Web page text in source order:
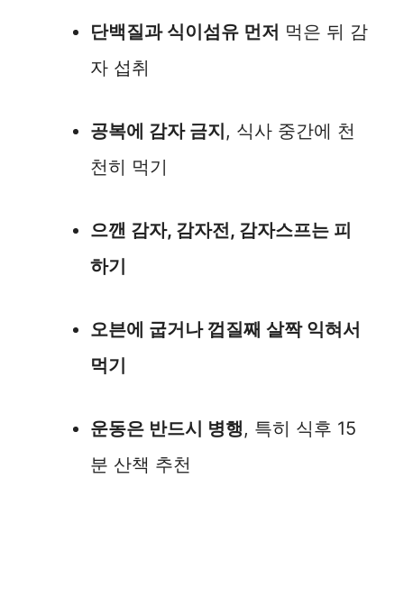
단백질과 식이섬유 먼저 먹은 뒤 감
자 섭취
공복에 감자 금지, 식사 중간에 천
천히 먹기
으깬 감자, 감자전, 감자스프는 피
하기
오븐에 굽거나 껍질째 살짝 익혀서
먹기
운동은 반드시 병행, 특히 식후 15
분 산책 추천